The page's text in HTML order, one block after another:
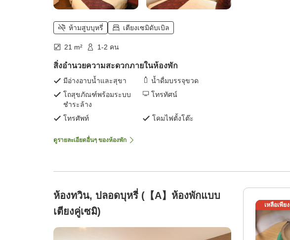
ห้ามสูบบุหรี่ เตียงเซมิดับเบิล
21 m² 1-2 คน
สิ่งอำนวยความสะดวกภายในห้องพัก
มีอ่างอาบน้ำและสุขา
น้ำดื่มบรรจุขวด
โถสุขภัณฑ์พร้อมระบบ
ชำระล้าง
โทรทัศน์
โทรศัพท์ โคมไฟตั้งโต๊ะ
ดูรายละเอียดอื่นๆ ของห้องพัก
ห้องทวิน, ปลอดบุหรี่ (【A】ห้องพักแบบ
เตียงคู่เซมิ)
เหลือเพียง